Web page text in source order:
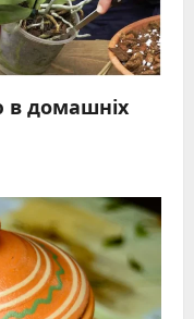
в домашніх